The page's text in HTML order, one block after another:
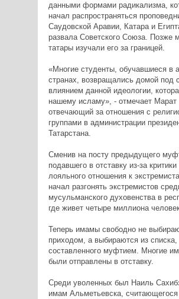
данными формами радикализма,
начал распространяться
Саудовской Аравии, Катара и
развала Советского Союза. Позже
татары изучали его за границей.
«Многие студенты, обучавшиеся в
странах, возвращались домой под
влиянием данной идеологии,
нашему исламу», - отмечает Марат
отвечающий за отношения с
группами в администрации
Татарстана.
Сменив на посту предыдущего
подавшего в отставку из-за
лояльного отношения к
начал разгонять экстремистов
мусульманского духовенства в
где живет четыре миллиона
Теперь имамы свободно не
приходом, а выбираются из списка,
составленного муфтием. Многие
были отправлены в отставку.
Среди уволенных был Наиль
имам Альметьевска, считающегося